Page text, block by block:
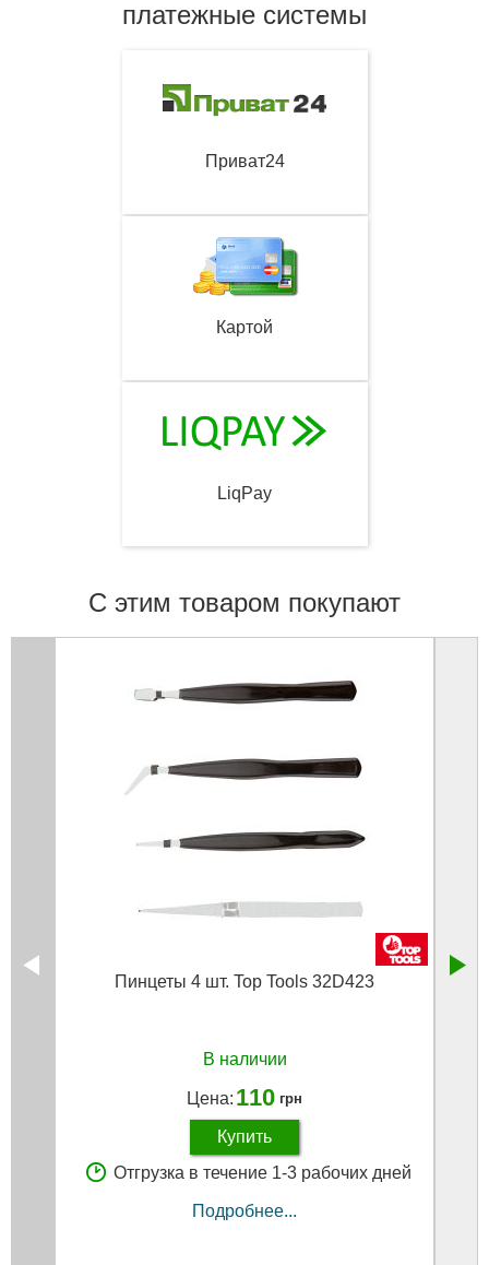
платежные системы
Приват24
Картой
LiqPay
С этим товаром покупают
Пинцеты 4 шт. Top Tools 32D423
В наличии
Цена: 110 грн
Купить
Отгрузка в течение 1-3 рабочих дней
Подробнее...